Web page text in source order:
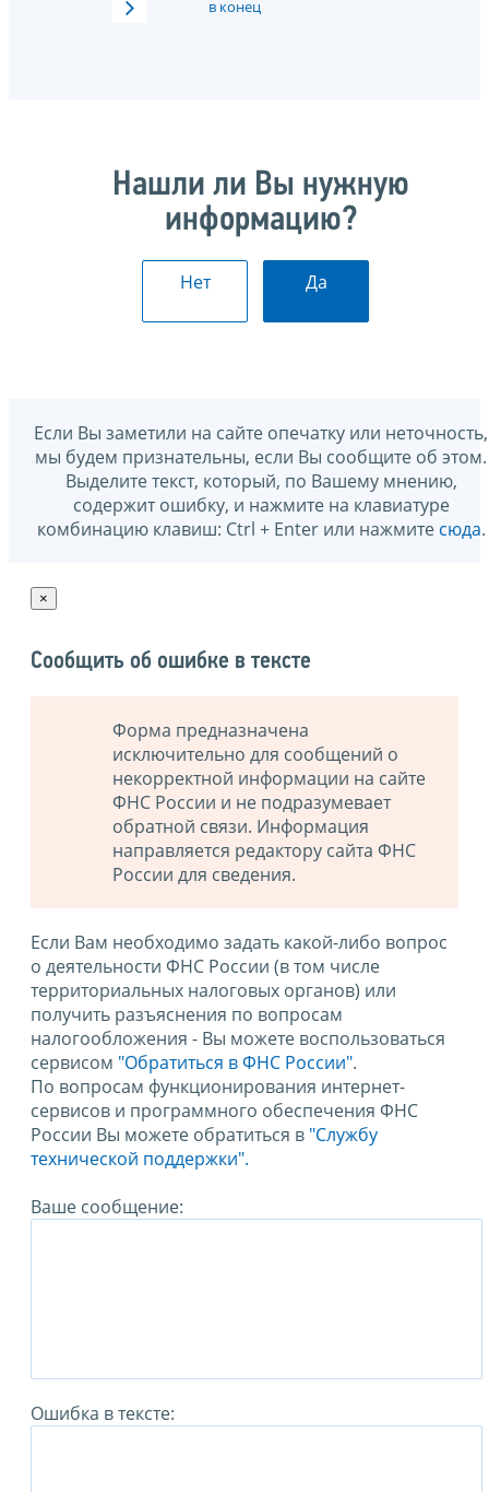
в конец
Нашли ли Вы нужную
информацию?
Нет Да
Если Вы заметили на сайте опечатку или неточность,
мы будем признательны, если Вы сообщите об этом.
Выделите текст, который, по Вашему мнению,
содержит ошибку, и нажмите на клавиатуре
комбинацию клавиш: Ctrl + Enter или нажмите сюда.
×
Сообщить об ошибке в тексте
Форма предназначена
исключительно для сообщений о
некорректной информации на сайте
ФНС России и не подразумевает
обратной связи. Информация
направляется редактору сайта ФНС
России для сведения.
Если Вам необходимо задать какой-либо вопрос
о деятельности ФНС России (в том числе
территориальных налоговых органов) или
получить разъяснения по вопросам
налогообложения - Вы можете воспользоваться
сервисом "Обратиться в ФНС России".
По вопросам функционирования интернет-
сервисов и программного обеспечения ФНС
России Вы можете обратиться в "Службу
технической поддержки".
Ваше сообщение:
Ошибка в тексте: